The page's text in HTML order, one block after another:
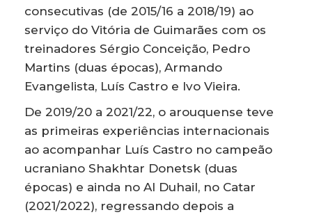
consecutivas (de 2015/16 a 2018/19) ao
serviço do Vitória de Guimarães com os
treinadores Sérgio Conceição, Pedro
Martins (duas épocas), Armando
Evangelista, Luís Castro e Ivo Vieira.
De 2019/20 a 2021/22, o arouquense teve
as primeiras experiências internacionais
ao acompanhar Luís Castro no campeão
ucraniano Shakhtar Donetsk (duas
épocas) e ainda no Al Duhail, no Catar
(2021/2022), regressando depois a